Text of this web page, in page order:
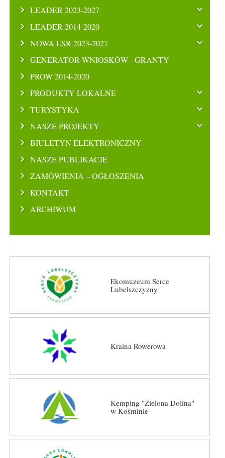
LEADER 2023-2027
LEADER 2014-2020
NOWA LSR 2023-2027
GENERATOR WNIOSKÓW - GRANTY
PROW 2014-2020
PRODUKTY LOKALNE
TURYSTYKA
NASZE PROJEKTY
BIULETYN ELEKTRONICZNY
NASZE PUBLIKACJE
ZAMÓWIENIA – OGŁOSZENIA
KONTAKT
ARCHIWUM
Ekomuzeum Serce
Lubelszczyzny
Kraina Rowerowa
Kemping "Zielona Dolina"
w Kośminie